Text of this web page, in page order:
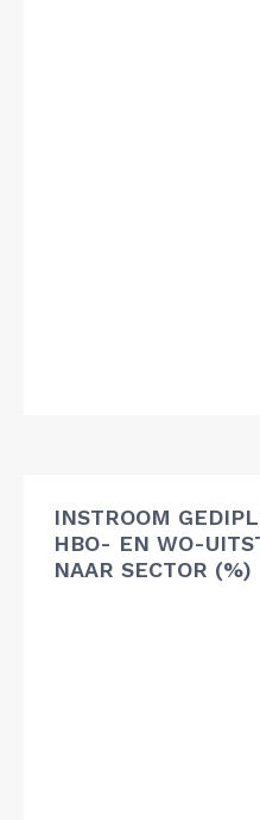
INSTROOM
HBO- EN WO-
NAAR SECTOR (%)